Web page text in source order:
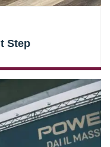
Step